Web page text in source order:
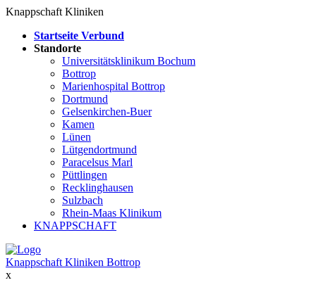
Knappschaft Kliniken
Startseite Verbund
Standorte
Universitätsklinikum Bochum
Bottrop
Marienhospital Bottrop
Dortmund
Gelsenkirchen-Buer
Kamen
Lünen
Lütgendortmund
Paracelsus Marl
Püttlingen
Recklinghausen
Sulzbach
Rhein-Maas Klinikum
KNAPPSCHAFT
Knappschaft Kliniken Bottrop
x